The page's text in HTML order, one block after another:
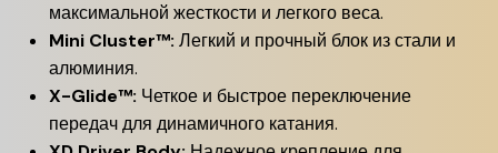
максимальной жесткости и легкого веса.
Mini Cluster™: Легкий и прочный блок из стали и
алюминия.
X-Glide™: Четкое и быстрое переключение
передач для динамичного катания.